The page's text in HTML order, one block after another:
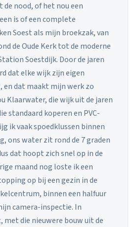
de nood, of het nou een
is of een complete
Soest als mijn broekzak, van
de Oude Kerk tot de moderne
Soestdijk. Door de jaren
dat elke wijk zijn eigen
en dat maakt mijn werk zo
Klaarwater, die wijk uit de jaren
standaard koperen en PVC-
ik vaak spoedklussen binnen
ons water zit rond de 7 graden
dat hoopt zich snel op in de
maand nog loste ik een
op bij een gezin in de
binnen een halfuur
camera-inspectie. In
met die nieuwere bouw uit de